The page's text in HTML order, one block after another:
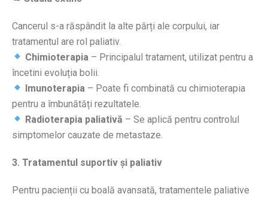
Cancerul s-a răspândit la alte părți ale corpului, iar
tratamentul are rol paliativ.
Chimioterapia – Principalul tratament, utilizat pentru a
încetini evoluția bolii.
Imunoterapia – Poate fi combinată cu chimioterapia
pentru a îmbunătăți rezultatele.
Radioterapia paliativă – Se aplică pentru controlul
simptomelor cauzate de metastaze.
3. Tratamentul suportiv și paliativ
Pentru pacienții cu boală avansată, tratamentele paliative